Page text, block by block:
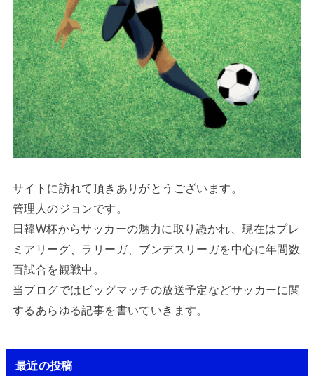
サイトに訪れて頂きありがとうございます。
管理人のジョンです。
日韓W杯からサッカーの魅力に取り憑かれ、現在はプレ
ミアリーグ、ラリーガ、ブンデスリーガを中心に年間数
百試合を観戦中。
当ブログではビッグマッチの放送予定などサッカーに関
するあらゆる記事を書いていきます。
最近の投稿